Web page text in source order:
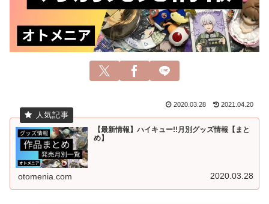
2020.03.28 2021.04.20
【最新情報】ハイキュー!!月別グッズ情報【まと
め】
otomenia.com 2020.03.28